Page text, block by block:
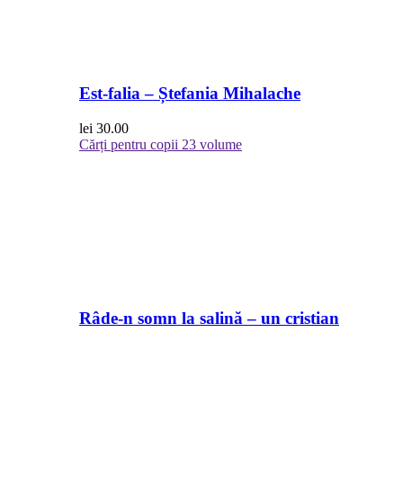
Est-falia – Ștefania Mihalache
lei 30.00
Cărți pentru copii 23 volume
Râde-n somn la salină – un cristian